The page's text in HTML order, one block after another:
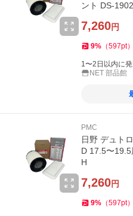
ント DS-
7,260円
9% （597pt）
1〜2日以内に発
NET 部品館
PMC
日野 デュト
D 17.5〜
H
7,260円
9% （597pt）